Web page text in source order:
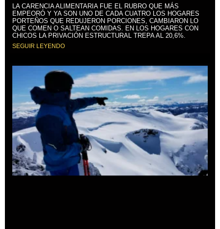
LA CARENCIA ALIMENTARIA FUE EL RUBRO QUE MÁS
EMPEORÓ Y YA SON UNO DE CADA CUATRO LOS HOGARES
PORTEÑOS QUE REDUJERON PORCIONES, CAMBIARON LO
QUE COMEN O SALTEAN COMIDAS. EN LOS HOGARES CON
CHICOS LA PRIVACIÓN ESTRUCTURAL TREPA AL 20,6%.
SEGUIR LEYENDO